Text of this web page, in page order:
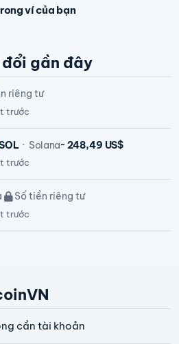
ví của bạn
gần đây
riêng tư
trước
Solana~ 248,49 US$
trước
Số tiền riêng tư
trước
cần tài khoản